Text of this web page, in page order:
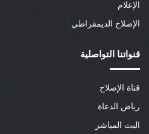
الإعلام
الإصلاح الديمقراطي
قنواتنا التواصلية
قناة الإصلاح
رياض الدعاة
البث المباشر